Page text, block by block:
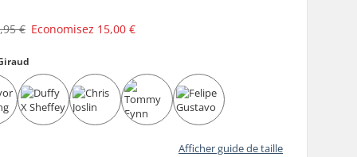
€ Economisez 15,00 €
Afficher guide de taille